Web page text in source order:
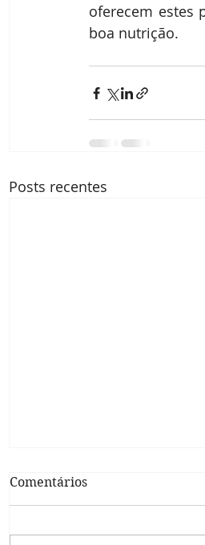
oferecem estes
boa nutrição.
Posts recentes
Comentários